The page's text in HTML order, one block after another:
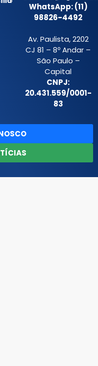
WhatsApp: (11)
98826-4492
Av. Paulista, 2202
CJ 81 – 8º Andar –
São Paulo –
Capital
CNPJ:
20.431.559/0001-
83